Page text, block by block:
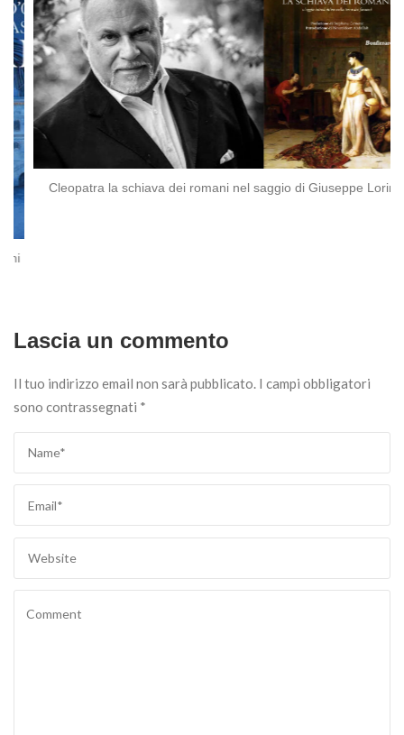
Cleopatra la schiava dei romani nel saggio di Giuseppe Lorin
Lascia un commento
Il tuo indirizzo email non sarà pubblicato. I campi obbligatori
sono contrassegnati *